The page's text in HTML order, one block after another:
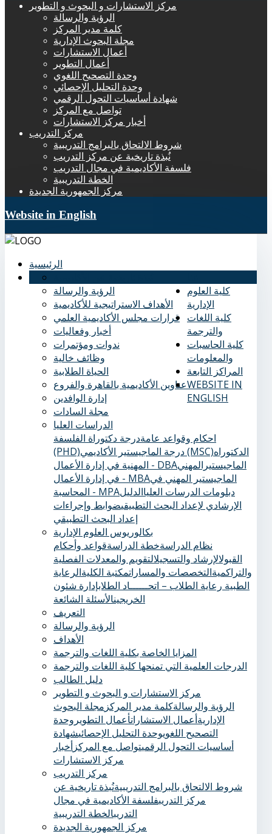
مركز الاستشارات و البحوث و التطوير
الرؤية والرسالة
كلمة مدير المركز
مجلة البحوث الإدارية
أعمال الاستشارات
أعمال التطوير
وحدة التصحيح اللغوي
وحدة التحليل الإحصائي
شهادة أساسيات التحول الرقمي
تواصل مع المركز
أخبار مركز الاستشارات
مركز التدريب
شروط الالتحاق بالبرامج التدريبية
نُبذة تاريخية عن مركز التدريب
فلسفة الأكاديمية في مجال التدريب
الخطة التدريبية
مركز الجمهورية الجديدة
Website in English
الرئيسية
الرؤية والرسالة
الأهداف الاستراتيجية للأكاديمية
قرارات مجلس الأكاديمية العلمي
أخبار وفعاليات
ندوات ومؤتمرات
وظائف خالية
الحياة الطلابية
عناوين الأكاديمية بالقاهرة والفروع
إدارة الوافدين
كلية العلوم
الإدارية
مجلة السادات
الدراسات العليا
احكام وقواعد عامةدرجة دكتوراة الفلسفة
(PHD)
درجة الماجيستير الأكاديمي (MSC)الدكتوراه
المهنية في إدارة الأعمال - DBAالماجيستيرالمهني
في إدارة الأعمال - MBAالماجيستير المهني في
المحاسبة - MPA
دبلومات الدرسات العلياالدليل
الإرشادي لإعداد البحث التطبيقيضوابط وإجراءات
إعداد البحث التطبيقي
بكالوريوس العلوم الإدارية
نظام الدراسةخطة الدراسةقواعد وأحكام
القبولالإرشاد والتسجيلالتقويم والمعدلات الفصلية
والتراكميةالتخصصات والمساراتمكتبة الكليةالرعاية
الطبية ‏ رعاية الطلاب – اتحــــــاد الطلابإدارة شئون
الخريجينالأسئلة الشائعة
كلية اللغات
والترجمة
التعريف
الرؤية والرسالة
الأهداف
المزايا الخاصة بكلية اللغات والترجمة
الدرجات العلمية التي تمنحها كلية اللغات والترجمة
دليل الطالب
كلية الحاسبات
والمعلومات
المراكز التابعة
مركز الاستشارات و البحوث و التطوير
الرؤية والرسالةكلمة مدير المركز مجلة البحوث
الإداريةأعمال الاستشاراتأعمال التطوير وحدة
التصحيح اللغويوحدة التحليل الإحصائيشهادة
أساسيات التحول الرقميتواصل مع المركزأخبار
مركز الاستشارات
مركز التدريب
شروط الالتحاق بالبرامج التدريبيةنُبذة تاريخية عن
مركز التدريبفلسفة الأكاديمية في مجال
التدريبالخطة التدريبية
مركز الجمهورية الجديدة
WEBSITE IN
ENGLISH